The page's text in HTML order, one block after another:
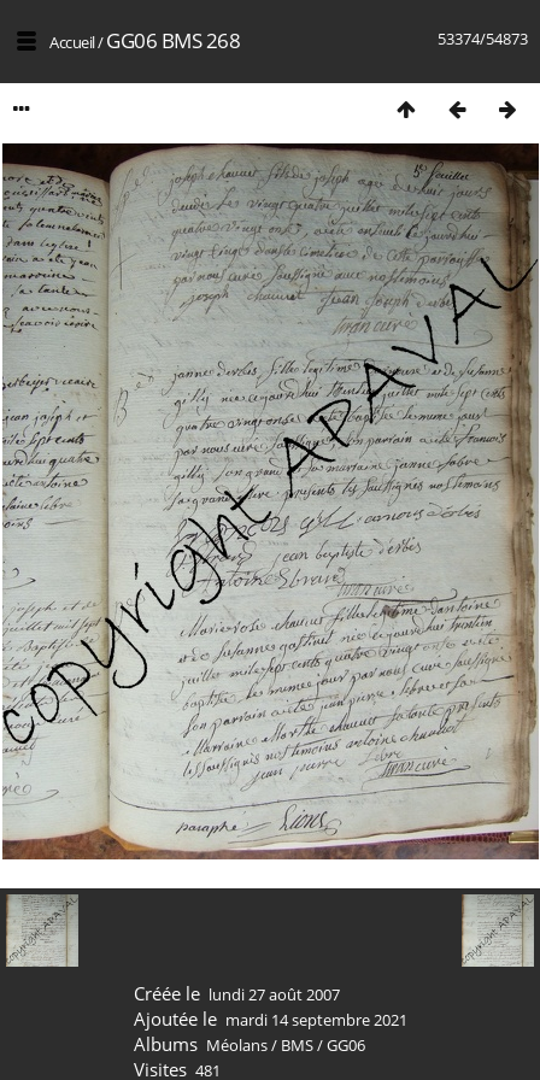
53374/54873
Accueil/GG06 BMS 268
Créée le lundi 27 août 2007
Ajoutée le mardi 14 septembre 2021
Albums Méolans/ BMS/GG06
Visites 481